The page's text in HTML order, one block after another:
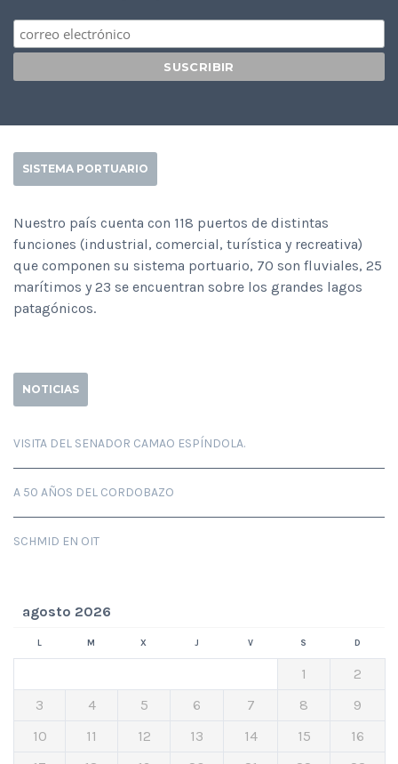
SISTEMA PORTUARIO
Nuestro país cuenta con 118 puertos de distintas
funciones (industrial, comercial, turística y recreativa)
que componen su sistema portuario, 70 son fluviales, 25
marítimos y 23 se encuentran sobre los grandes lagos
patagónicos.
NOTICIAS
VISITA DEL SENADOR CAMAO ESPÍNDOLA.
A 50 AÑOS DEL CORDOBAZO
SCHMID EN OIT
agosto 2026
L M X J V S D
1
2
3
4 5 6 7 8
9
10
11 12 13 14 15
16